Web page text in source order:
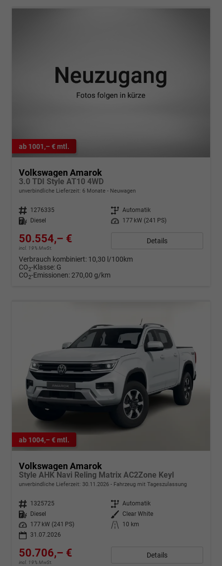
ab 1001,– € mtl.
Volkswagen Amarok
3.0 TDI Style AT10 4WD
unverbindliche Lieferzeit: 6 Monate Neuwagen
Fahrzeugnr. 1276335 Getriebe Automatik
Kraftstoff
Diesel Leistung 177 kW (241 PS)
50.554,– €
incl. 19% MwSt.
Details
Verbrauch kombiniert: 10,30 l/100km
CO2-Klasse: G
CO2-Emissionen: 270,00 g/km
ab 1004,– € mtl.
Volkswagen Amarok
Style AHK Navi Reling Matrix AC2Zone Keyl
unverbindliche Lieferzeit: 30.11.2026 Fahrzeug mit Tageszulassung
Fahrzeugnr. 1325725 Getriebe Automatik
Kraftstoff
Diesel Außenfarbe Clear White
Leistung
177 kW (241 PS) Kilometerstand
10 km
31.07.2026
50.706,– €
incl. 19% MwSt.
Details